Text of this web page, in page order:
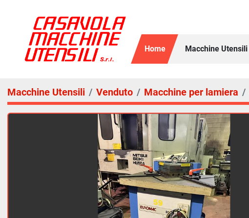
Home Macchine Utensili
Macchine Utensili Venduto Macchine per lamiera